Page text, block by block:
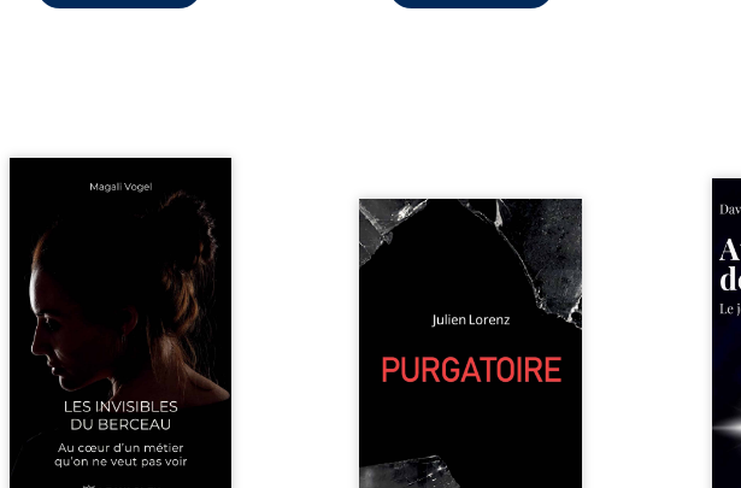
Qui prend soin de celles et
ceux auxquels nous confions
nos enfants ? Derrière la
douceur apparente des
maisons d’accueil se joue une
réalité que nul ne soupçonne :
rémunérations dérisoires,
solitude, épuisement,
responsabilités écrasantes… À
travers des témoignages
saisissants et sa propre
expérience, Magali Vogel lève
le voile sur les coulisses d’une ...
Vingt années d’écriture, de
blessures, d’émotions et de
pensées se rencontrent dans
ce recueil profondément
intime. Entre nouvelles
autobiographiques, poèmes
philosophiques, chaque texte
ouvre une porte sur
être choisie au hasard, comme
une rencontre inattendue sur
Né
la
ses
prix
les